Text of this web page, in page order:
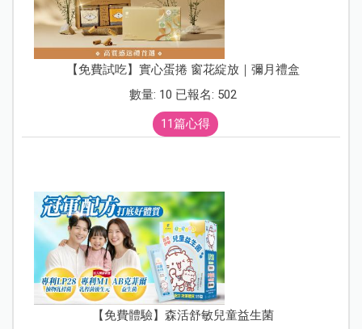
【免費試吃】實心蛋捲 窗花綻放｜彌月禮盒
數量: 10 已報名: 502
11篇心得
【免費體驗】森活舒敏兒童益生菌